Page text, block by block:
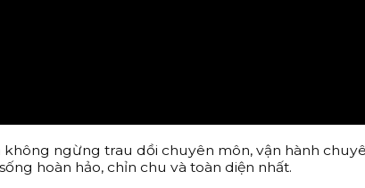
ngừng trau dồi chuyên môn, vận hành
hoàn hảo, chỉn chu và toàn diện nhất.